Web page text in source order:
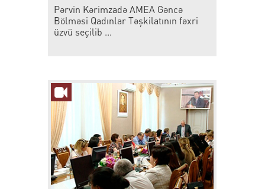
Pərvin Kərimzadə AMEA Gəncə
Bölməsi Qadınlar Təşkilatının fəxri
üzvü seçilib ...